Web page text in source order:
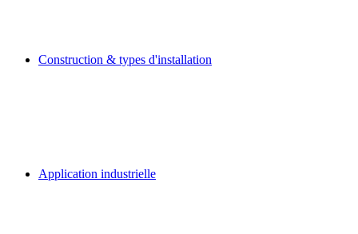
Construction & types d'installation
Application industrielle